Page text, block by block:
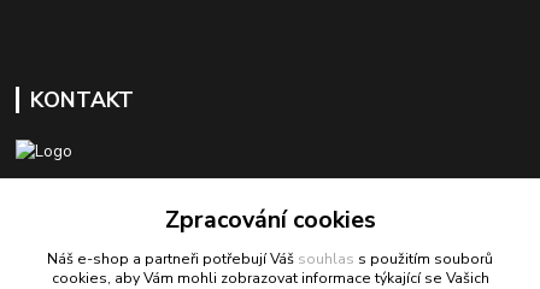
KONTAKT
+420 603 418 822
odbyt@bezva-spojovacimaterial.cz
Zpracování cookies
Náš e-shop a partneři potřebují Váš souhlas s použitím souborů
cookies, aby Vám mohli zobrazovat informace týkající se Vašich